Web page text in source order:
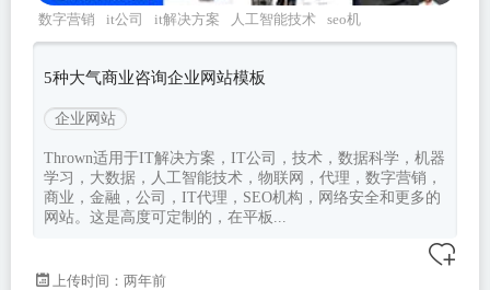
数字营销 it公司 it解决方案 人工智能技术
seo机
构
5种大气商业咨询企业网站模板
企业网站
Thrown适用于IT解决方案，IT公司，技术，数据科学，机器
学习，大数据，人工智能技术，物联网，代理，数字营销，
商业，金融，公司，IT代理，SEO机构，网络安全和更多的
网站。这是高度可定制的，在平板...
上传时间：两年前